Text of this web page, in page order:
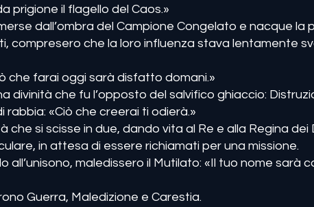
prigione il flagello del Caos.»
dall’ombra del Campione Congelato e nacque la
compresero che la loro influenza stava lentamente
che farai oggi sarà disfatto domani.»
divinità che fu l’opposto del salvifico ghiaccio:
rabbia: «Ciò che creerai ti odierà.»
che si scisse in due, dando vita al Re e alla Regina dei
in attesa di essere richiamati per una missione.
all’unisono, maledissero il Mutilato: «Il tuo nome sarà
Guerra, Maledizione e Carestia.